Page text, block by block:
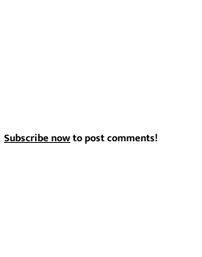
Subscribe nowto post comments!